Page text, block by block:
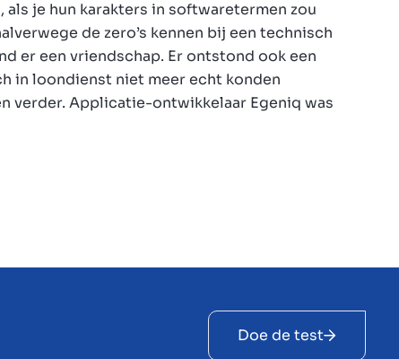
je hun karakters in softwaretermen zou
de zero’s kennen bij een technisch
er een vriendschap. Er ontstond ook een
in loondienst niet meer echt konden
verder. Applicatie-ontwikkelaar Egeniq was
Doe de test